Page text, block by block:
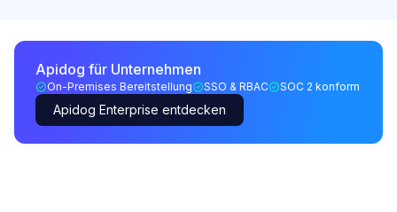
Apidog für Unternehmen
On-Premises Bereitstellung SSO & RBAC SOC 2 konform
Apidog Enterprise entdecken